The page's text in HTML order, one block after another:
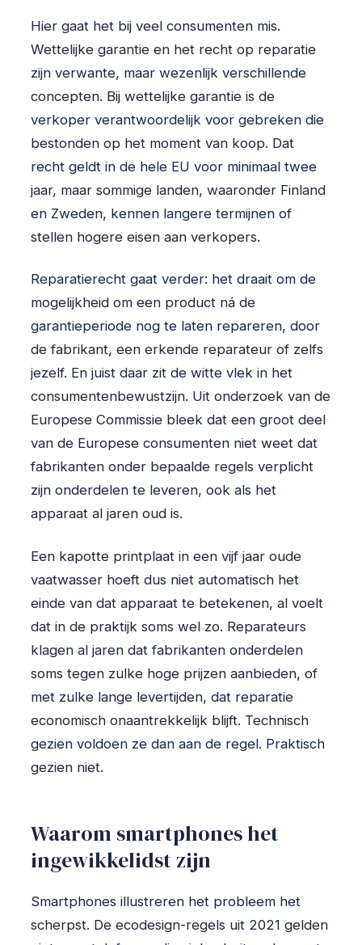
Hier gaat het bij veel consumenten mis.
Wettelijke garantie en het recht op reparatie
zijn verwante, maar wezenlijk verschillende
concepten. Bij wettelijke garantie is de
verkoper verantwoordelijk voor gebreken die
bestonden op het moment van koop. Dat
recht geldt in de hele EU voor minimaal twee
jaar, maar sommige landen, waaronder Finland
en Zweden, kennen langere termijnen of
stellen hogere eisen aan verkopers.
Reparatierecht gaat verder: het draait om de
mogelijkheid om een product ná de
garantieperiode nog te laten repareren, door
de fabrikant, een erkende reparateur of zelfs
jezelf. En juist daar zit de witte vlek in het
consumentenbewustzijn. Uit onderzoek van de
Europese Commissie bleek dat een groot deel
van de Europese consumenten niet weet dat
fabrikanten onder bepaalde regels verplicht
zijn onderdelen te leveren, ook als het
apparaat al jaren oud is.
Een kapotte printplaat in een vijf jaar oude
vaatwasser hoeft dus niet automatisch het
einde van dat apparaat te betekenen, al voelt
dat in de praktijk soms wel zo. Reparateurs
klagen al jaren dat fabrikanten onderdelen
soms tegen zulke hoge prijzen aanbieden, of
met zulke lange levertijden, dat reparatie
economisch onaantrekkelijk blijft. Technisch
gezien voldoen ze dan aan de regel. Praktisch
gezien niet.
Waarom smartphones het
ingewikkelidst zijn
Smartphones illustreren het probleem het
scherpst. De ecodesign-regels uit 2021 gelden